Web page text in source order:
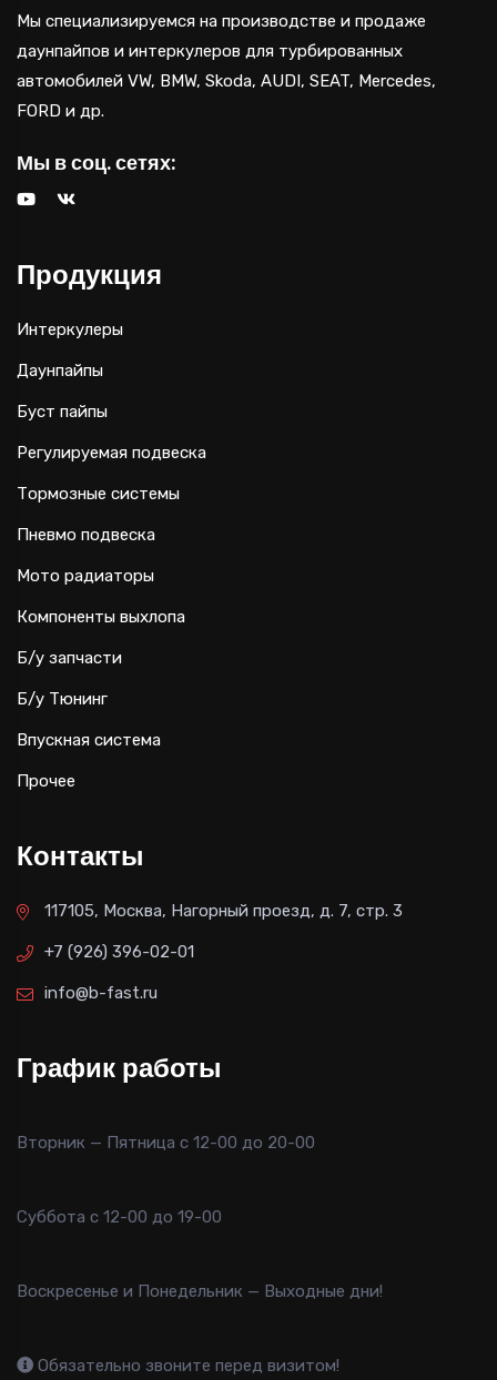
Мы специализируемся на производстве и продаже
даунпайпов и интеркулеров для турбированных
автомобилей VW, BMW, Skoda, AUDI, SEAT, Mercedes,
FORD и др.
Мы в соц. сетях:
Продукция
Интеркулеры
Даунпайпы
Буст пайпы
Регулируемая подвеска
Тормозные системы
Пневмо подвеска
Мото радиаторы
Компоненты выхлопа
Б/у запчасти
Б/у Тюнинг
Впускная система
Прочее
Контакты
117105, Москва, Нагорный проезд, д. 7, стр. 3
+7 (926) 396-02-01
info@b-fast.ru
График работы
Вторник — Пятница с 12-00 до 20-00
Суббота с 12-00 до 19-00
Воскресенье и Понедельник — Выходные дни!
Обязательно звоните перед визитом!